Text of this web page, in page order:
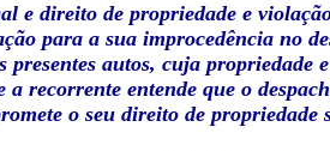
e direito de propriedade e
para a sua improcedência no
autos, cuja propriedade
recorrente entende que o
o seu direito de propriedade